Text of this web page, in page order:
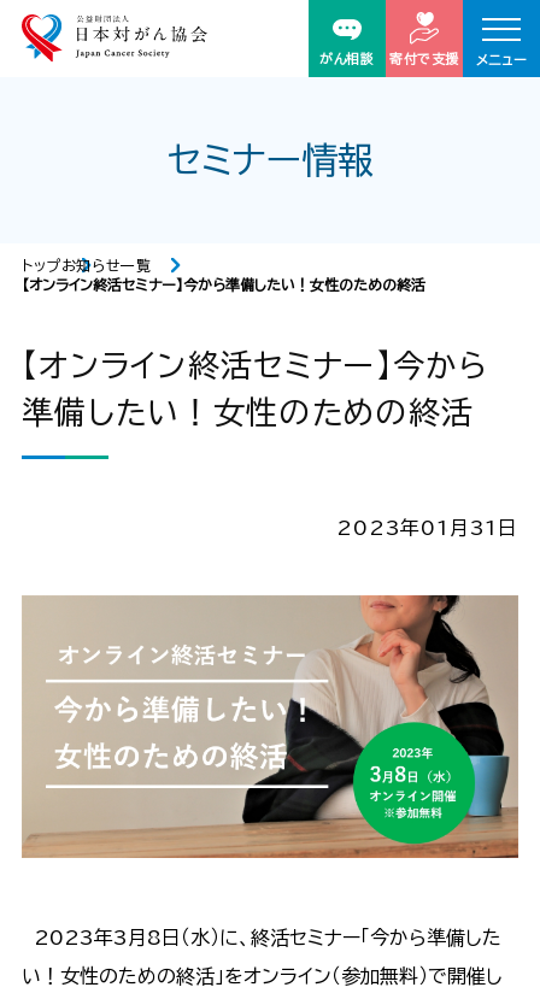
がん相談 寄付で支援 メニュー
セミナー情報
トップお知らせ一覧
【オンライン終活セミナー】今から準備したい！女性のための終活
【オンライン終活セミナー】今から
準備したい！女性のための終活
2023年01月31日
2023年3月8日（水）に、終活セミナー「今から準備した
い！女性のための終活」をオンライン（参加無料）で開催し